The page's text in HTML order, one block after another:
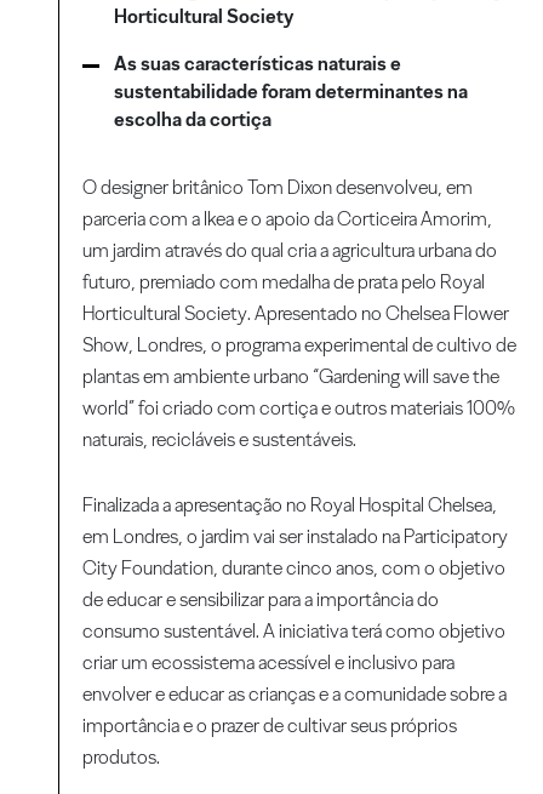
Horticultural Society
As suas características naturais e
sustentabilidade foram determinantes na
escolha da cortiça
O designer britânico Tom Dixon desenvolveu, em
parceria com a Ikea e o apoio da Corticeira Amorim,
um jardim através do qual cria a agricultura urbana do
futuro, premiado com medalha de prata pelo Royal
Horticultural Society. Apresentado no Chelsea Flower
Show, Londres, o programa experimental de cultivo de
plantas em ambiente urbano “Gardening will save the
world” foi criado com cortiça e outros materiais 100%
naturais, recicláveis e sustentáveis.
Finalizada a apresentação no Royal Hospital Chelsea,
em Londres, o jardim vai ser instalado na Participatory
City Foundation, durante cinco anos, com o objetivo
de educar e sensibilizar para a importância do
consumo sustentável. A iniciativa terá como objetivo
criar um ecossistema acessível e inclusivo para
envolver e educar as crianças e a comunidade sobre a
importância e o prazer de cultivar seus próprios
produtos.